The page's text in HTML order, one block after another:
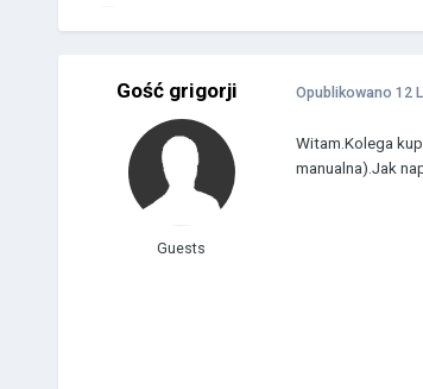
Gość grigorji
Guests
Opublikowano 12
Witam.Kolega
manualna).Jak